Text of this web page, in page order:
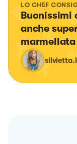
LO CHEF
Buonissimi
anche